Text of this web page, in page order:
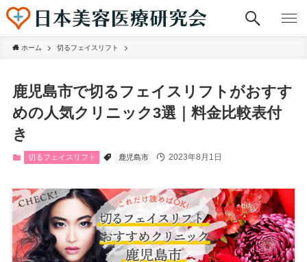
ホーム 切るフェイスリフト
鹿児島市で切るフェイスリフトがおすす
めの人気クリニック3選｜料金比較表付
き
切るフェイスリフト 鹿児島市 2023年8月1日